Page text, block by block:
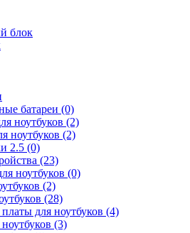
блок
батареи (0)
ноутбуков (2)
ноутбуков (2)
2.5 (0)
(23)
ноутбуков (0)
(2)
(28)
для ноутбуков (4)
(3)